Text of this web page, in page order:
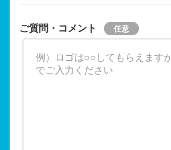
ご質問・コメント